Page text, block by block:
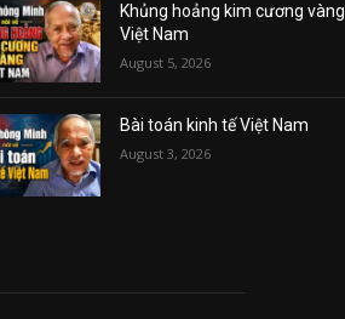
Khủng hoảng kim cương vàng
Việt Nam
August 5, 2026
Bài toán kinh tế Việt Nam
August 3, 2026